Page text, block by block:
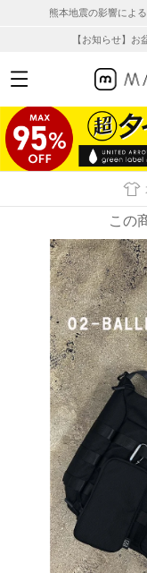
熊本地震の影響によ
【お知らせ】お
この